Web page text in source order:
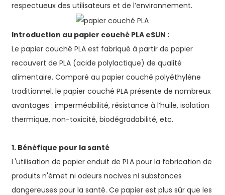
respectueux des utilisateurs et de l’environnement.
Introduction au papier couché PLA eSUN :
Le papier couché PLA est fabriqué à partir de papier
recouvert de PLA (acide polylactique) de qualité
alimentaire. Comparé au papier couché polyéthylène
traditionnel, le papier couché PLA présente de nombreux
avantages : imperméabilité, résistance à l’huile, isolation
thermique, non-toxicité, biodégradabilité, etc.
1. Bénéfique pour la santé
L'utilisation de papier enduit de PLA pour la fabrication de
produits n'émet ni odeurs nocives ni substances
dangereuses pour la santé. Ce papier est plus sûr que les